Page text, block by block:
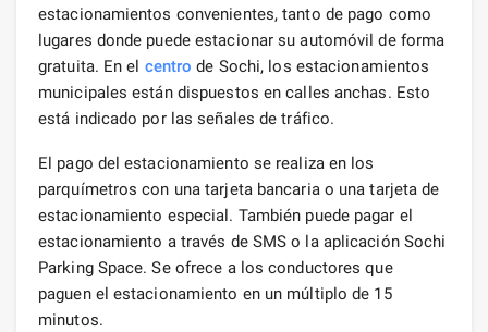
estacionamientos convenientes, tanto de pago como
lugares donde puede estacionar su automóvil de forma
gratuita. En el centro de Sochi, los estacionamientos
municipales están dispuestos en calles anchas. Esto
está indicado por las señales de tráfico.
El pago del estacionamiento se realiza en los
parquímetros con una tarjeta bancaria o una tarjeta de
estacionamiento especial. También puede pagar el
estacionamiento a través de SMS o la aplicación Sochi
Parking Space. Se ofrece a los conductores que
paguen el estacionamiento en un múltiplo de 15
minutos.